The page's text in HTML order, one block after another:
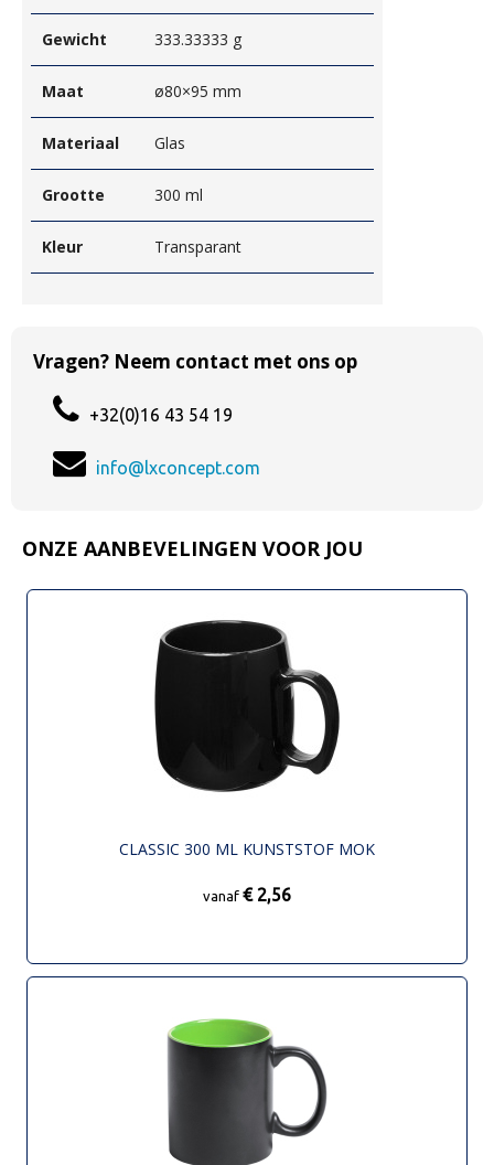
Gewicht 333.33333 g
Maat ø80×95 mm
Materiaal Glas
Grootte 300 ml
Kleur Transparant
Vragen? Neem contact met ons op
+32(0)16 43 54 19
info@lxconcept.com
ONZE AANBEVELINGEN VOOR JOU
CLASSIC 300 ML KUNSTSTOF MOK
vanaf € 2,56